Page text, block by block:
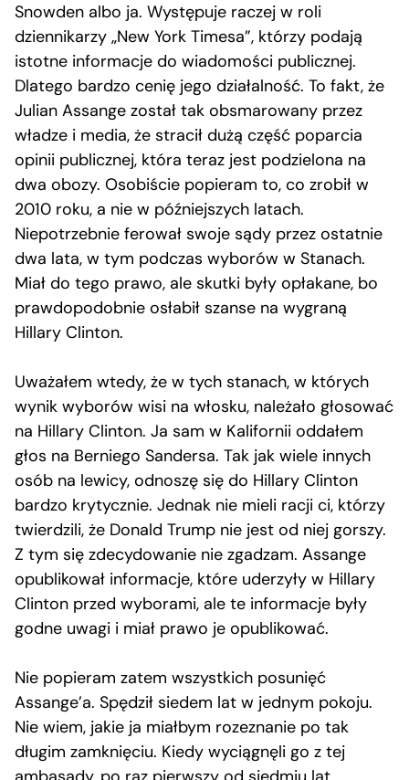
Snowden albo ja. Występuje raczej w roli
dziennikarzy „New York Timesa”, którzy podają
istotne informacje do wiadomości publicznej.
Dlatego bardzo cenię jego działalność. To fakt, że
Julian Assange został tak obsmarowany przez
władze i media, że stracił dużą część poparcia
opinii publicznej, która teraz jest podzielona na
dwa obozy. Osobiście popieram to, co zrobił w
2010 roku, a nie w późniejszych latach.
Niepotrzebnie ferował swoje sądy przez ostatnie
dwa lata, w tym podczas wyborów w Stanach.
Miał do tego prawo, ale skutki były opłakane, bo
prawdopodobnie osłabił szanse na wygraną
Hillary Clinton.
Uważałem wtedy, że w tych stanach, w których
wynik wyborów wisi na włosku, należało głosować
na Hillary Clinton. Ja sam w Kalifornii oddałem
głos na Berniego Sandersa. Tak jak wiele innych
osób na lewicy, odnoszę się do Hillary Clinton
bardzo krytycznie. Jednak nie mieli racji ci, którzy
twierdzili, że Donald Trump nie jest od niej gorszy.
Z tym się zdecydowanie nie zgadzam. Assange
opublikował informacje, które uderzyły w Hillary
Clinton przed wyborami, ale te informacje były
godne uwagi i miał prawo je opublikować.
Nie popieram zatem wszystkich posunięć
Assange’a. Spędził siedem lat w jednym pokoju.
Nie wiem, jakie ja miałbym rozeznanie po tak
długim zamknięciu. Kiedy wyciągnęli go z tej